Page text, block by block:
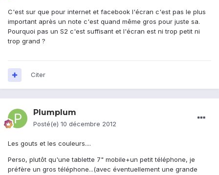
C'est sur que pour internet et facebook l'écran c'est pas le plus
important après un note c'est quand même gros pour juste sa.
Pourquoi pas un S2 c'est suffisant et l'écran est ni trop petit ni
trop grand ?
Citer
Plumplum
Posté(e) 10 décembre 2012
Les gouts et les couleurs....
Perso, plutôt qu'une tablette 7" mobile+un petit téléphone, je
préfère un gros téléphone...(avec éventuellement une grande